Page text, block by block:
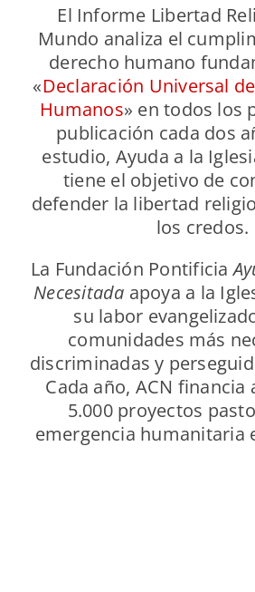
El Informe Libertad
Mundo analiza el
derecho humano
«Declaración Universal
Humanos» en todos los
publicación cada dos
estudio, Ayuda a la
tiene el objetivo de
defender la libertad
los credos.
La Fundación Pontificia
Necesitada apoya a la
su labor
comunidades más
discriminadas y
Cada año, ACN financia
5.000 proyectos
emergencia humanitaria